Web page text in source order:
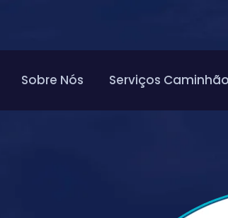
Sobre Nós Serviços